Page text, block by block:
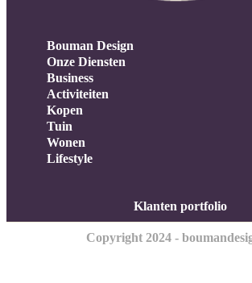
Bouman Design
Onze Diensten
Business
Activiteiten
Kopen
Tuin
Wonen
Lifestyle
Klanten portfolio
Copyright 2024 -